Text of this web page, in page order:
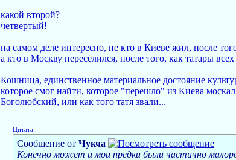
какой второй?
четвертый!
на самом деле интересно, не кто в Киеве жил, после
а кто в Москву переселился, после того, как татары
Кошница, единственное материальное достояние
которое смог найти, которое "перешло" из Киева
Боголюбский, или как того татя звали...
Цитата:
Сообщение от Чукча
Конечно может и мои предки были частично